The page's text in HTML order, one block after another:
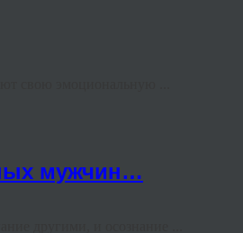
мужчин…